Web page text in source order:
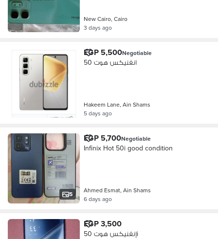
New Cairo, Cairo
3 days ago
EGP 5,500Negotiable
انفنيكس هوت 50
Hakeem Lane, Ain Shams
5 days ago
5
EGP 5,700Negotiable
Infinix Hot 50i good condition
Ahmed Esmat, Ain Shams
6 days ago
EGP 3,500
إنفنيكس هوت 50i